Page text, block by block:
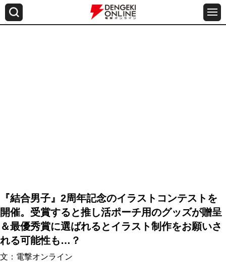
『結合男子』2周年記念のイラストコンテストを
開催。受賞すると推し活ポーチ用のグッズが贈呈
＆最優秀賞に選ばれるとイラスト制作をお願いさ
れる可能性も…？
文： 電撃オンライン